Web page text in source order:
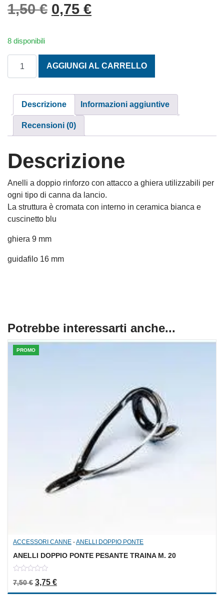
1,50€ Il prezzo originale era:
0,75 €Il prezzo attuale è:
8 disponibili
AGGIUNGI AL CARRELLO
Descrizione Informazioni aggiuntive
Recensioni (0)
Descrizione
Anelli a doppio rinforzo con attacco a ghiera utilizzabili per
ogni tipo di canna da lancio.
La struttura è cromata con interno in ceramica bianca e
cuscinetto blu
ghiera 9 mm
guidafilo 16 mm
Potrebbe interessarti anche...
PROMO
ACCESSORI CANNE -ANELLI DOPPIO PONTE
ANELLI DOPPIO PONTE PESANTE TRAINA M. 20
out
7,50€ Il prezzo originale era: 7,50 €.
3,75 €Il prezzo attuale è: 3,75 €.